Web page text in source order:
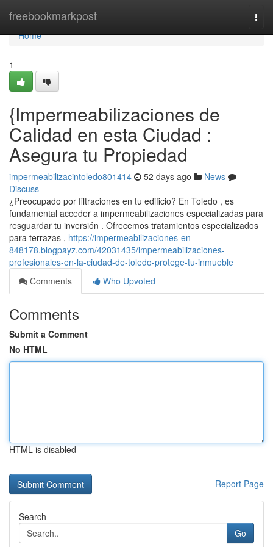
freebookmarkpost
Home
Home
1
{Impermeabilizaciones de
Calidad en esta Ciudad :
Asegura tu Propiedad
impermeabilizacintoledo801414 52 days ago
News
Discuss
¿Preocupado por filtraciones en tu edificio? En Toledo , es
fundamental acceder a impermeabilizaciones especializadas para
resguardar tu inversión . Ofrecemos tratamientos especializados
para terrazas , https://impermeabilizaciones-en-
848178.blogpayz.com/42031435/impermeabilizaciones-
profesionales-en-la-ciudad-de-toledo-protege-tu-inmueble
Comments
Who Upvoted
Comments
Submit a Comment
No HTML
HTML is disabled
Report Page
Search
Go